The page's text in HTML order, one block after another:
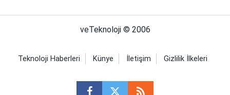
veTeknoloji © 2006
Teknoloji Haberleri Künye İletişim Gizlilik İlkeleri